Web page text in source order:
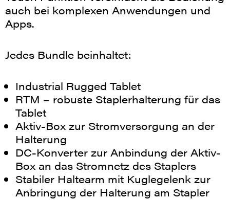
auch bei komplexen Anwendungen und
Apps.
Jedes Bundle beinhaltet:
Industrial Rugged Tablet
RTM – robuste Staplerhalterung für das
Tablet
Aktiv-Box zur Stromversorgung an der
Halterung
DC-Konverter zur Anbindung der Aktiv-
Box an das Stromnetz des Staplers
Stabiler Haltearm mit Kuglegelenk zur
Anbringung der Halterung am Stapler